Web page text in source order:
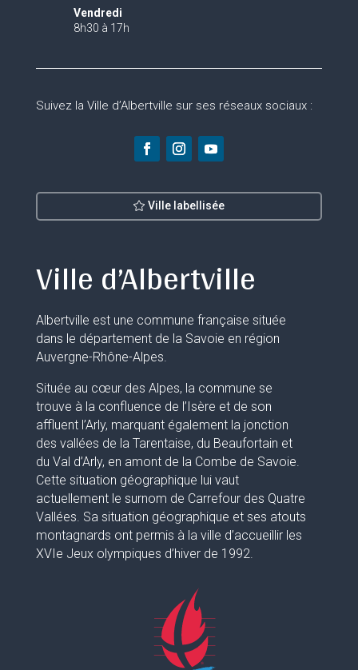
Vendredi
8h30 à 17h
Suivez la Ville d’Albertville sur ses réseaux sociaux :
Ville labellisée
Ville d’Albertville
Albertville est une commune française située
dans le département de la Savoie en région
Auvergne-Rhône-Alpes.
Située au cœur des Alpes, la commune se
trouve à la confluence de l’Isère et de son
affluent l’Arly, marquant également la jonction
des vallées de la Tarentaise, du Beaufortain et
du Val d’Arly, en amont de la Combe de Savoie.
Cette situation géographique lui vaut
actuellement le surnom de Carrefour des Quatre
Vallées. Sa situation géographique et ses atouts
montagnards ont permis à la ville d’accueillir les
XVIe Jeux olympiques d’hiver de 1992.